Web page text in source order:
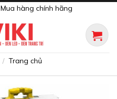
Mua hàng chính hãng
/ Trang chủ